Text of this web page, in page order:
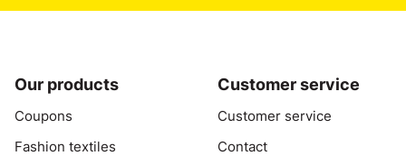
Our products
Coupons
Fashion textiles
Customer service
Customer service
Contact